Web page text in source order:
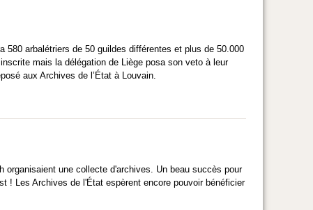
580 arbalétriers de 50 guildes différentes et plus de 50.000
mais la délégation de Liège posa son veto à leur
aux Archives de l’État à Louvain.
une collecte d'archives. Un beau succès pour
! Les Archives de l'État espèrent encore pouvoir bénéficier